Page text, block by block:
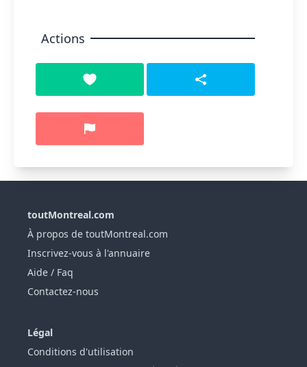
Actions
toutMontreal.com
À propos de toutMontreal.com
Inscrivez-vous à l'annuaire
Aide / Faq
Contactez-nous
Légal
Conditions d'utilisation